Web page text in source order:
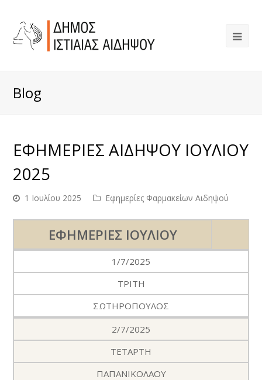
Blog
ΕΦΗΜΕΡΙΕΣ ΑΙΔΗΨΟΥ ΙΟΥΛΙΟΥ
2025
1 Ιουλίου 2025 Εφημερίες Φαρμακείων Αιδηψού
ΕΦΗΜΕΡΙΕΣ ΙΟΥΛΙΟΥ
1/7/2025
ΤΡΙΤΗ
ΣΩΤΗΡΟΠΟΥΛΟΣ
2/7/2025
ΤΕΤΑΡΤΗ
ΠΑΠΑΝΙΚΟΛΑΟΥ